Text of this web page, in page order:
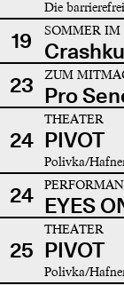
Die
19 SOMMER
23
ZUM
Pro
24
THEATER
PIVOT
Polivka/
24 EYES
25
THEATER
PIVOT
Polivka/